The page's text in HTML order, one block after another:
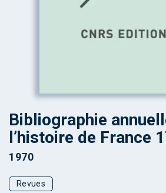
Bibliographie
l’histoire de France
1970
Revues